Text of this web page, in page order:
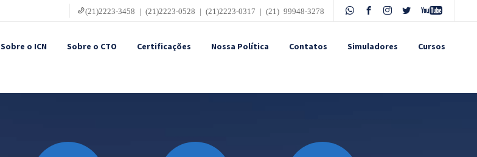
(21)2223-3458 | (21)2223-0528 | (21)2223-0317 | (21) 99948-3278
Sobre o ICN Sobre o CTO Certificações Nossa Política Contatos Simuladores Cursos